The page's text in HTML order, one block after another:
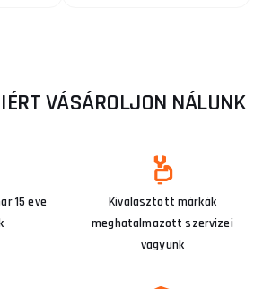
VÁSÁROLJON NÁLUNK
15 éve
Kiválasztott márkák
meghatalmazott szervizei
vagyunk